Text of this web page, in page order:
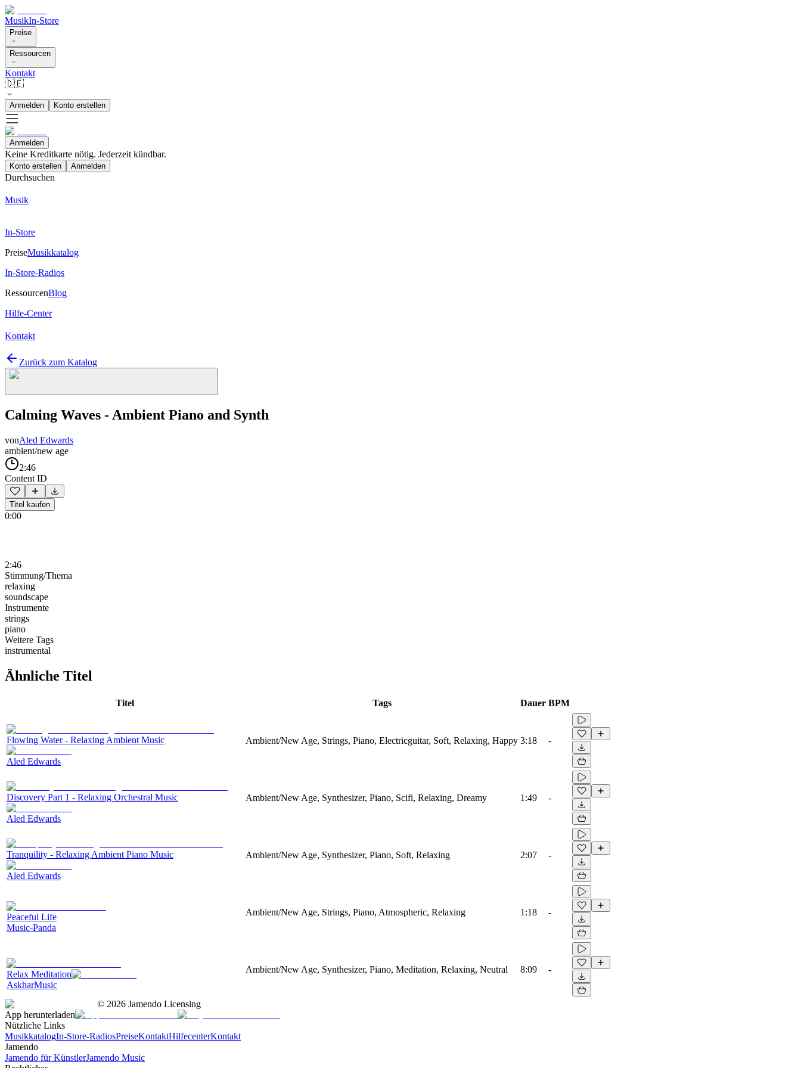
MusikIn-Store
Preise
Ressourcen
Kontakt
🇩🇪
Anmelden Konto erstellen
Anmelden
Keine Kreditkarte nötig. Jederzeit kündbar.
Konto erstellen Anmelden
Durchsuchen
Musik
In-Store
PreiseMusikkatalog
In-Store-Radios
RessourcenBlog
Hilfe-Center
Kontakt
Zurück zum Katalog
Calming Waves - Ambient Piano and Synth
vonAled Edwards
ambient/new age
2:46
Content ID
Titel kaufen
0:00
2:46
Stimmung/Thema
relaxing
soundscape
Instrumente
strings
piano
Weitere Tags
instrumental
Ähnliche Titel
Titel Tags Dauer BPM
Flowing Water - Relaxing Ambient Music
Aled Edwards
Ambient/New Age, Strings, Piano, Electricguitar, Soft, Relaxing, Happy 3:18 -
Discovery Part 1 - Relaxing Orchestral Music
Aled Edwards
Ambient/New Age, Synthesizer, Piano, Scifi, Relaxing, Dreamy 1:49 -
Tranquility - Relaxing Ambient Piano Music
Aled Edwards
Ambient/New Age, Synthesizer, Piano, Soft, Relaxing 2:07 -
Peaceful Life
Music-Panda
Ambient/New Age, Strings, Piano, Atmospheric, Relaxing 1:18 -
Relax Meditation
AskharMusic
Ambient/New Age, Synthesizer, Piano, Meditation, Relaxing, Neutral 8:09 -
© 2026 Jamendo Licensing
App herunterladen
Nützliche Links
MusikkatalogIn-Store-RadiosPreiseKontaktHilfecenterKontakt
Jamendo
Jamendo für KünstlerJamendo Music